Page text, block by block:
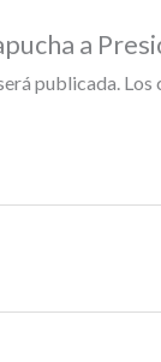
a
publicada. Los